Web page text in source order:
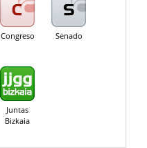
Congreso Senado
Juntas
Bizkaia